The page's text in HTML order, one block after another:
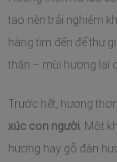
tạo nên trải nghiệm
hàng tìm đến để thư
thân – mùi hương lại
Trước hết, hương
xúc con người. Một
hương hay gỗ đàn